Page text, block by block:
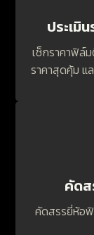
ประเมิ
เช็กราคาฟิล์
ราคาสุดคุ้ม แ
คัด
คัดสรรยี่ห้อ